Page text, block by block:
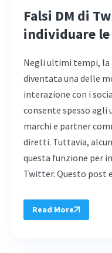
Falsi DM di
individuare
Negli ultimi tempi, la
diventata una delle
interazione con i
consente spesso
marchi e partner
diretti. Tuttavia,
questa funzione per
Twitter. Questo post
Read More